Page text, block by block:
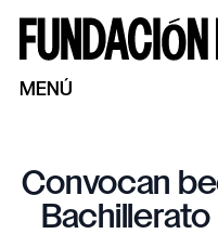
MENÚ
Convocan